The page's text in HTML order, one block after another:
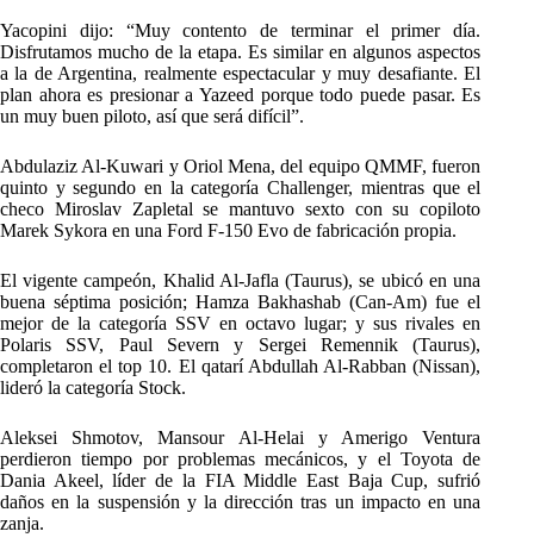
Yacopini dijo: “Muy contento de terminar el primer día.
Disfrutamos mucho de la etapa. Es similar en algunos aspectos
a la de Argentina, realmente espectacular y muy desafiante. El
plan ahora es presionar a Yazeed porque todo puede pasar. Es
un muy buen piloto, así que será difícil”.
Abdulaziz Al-Kuwari y Oriol Mena, del equipo QMMF, fueron
quinto y segundo en la categoría Challenger, mientras que el
checo Miroslav Zapletal se mantuvo sexto con su copiloto
Marek Sykora en una Ford F-150 Evo de fabricación propia.
El vigente campeón, Khalid Al-Jafla (Taurus), se ubicó en una
buena séptima posición; Hamza Bakhashab (Can-Am) fue el
mejor de la categoría SSV en octavo lugar; y sus rivales en
Polaris SSV, Paul Severn y Sergei Remennik (Taurus),
completaron el top 10. El qatarí Abdullah Al-Rabban (Nissan),
lideró la categoría Stock.
Aleksei Shmotov, Mansour Al-Helai y Amerigo Ventura
perdieron tiempo por problemas mecánicos, y el Toyota de
Dania Akeel, líder de la FIA Middle East Baja Cup, sufrió
daños en la suspensión y la dirección tras un impacto en una
zanja.